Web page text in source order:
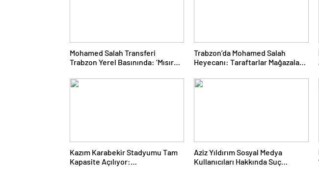
Mohamed Salah Transferi
Trabzon Yerel Basınında: ‘Mısır
Trabzon’da Mohamed Salah
Heyecanı: Taraftarlar Mağazalara
Kazım Karabekir Stadyumu Tam
Kapasite Açılıyor:
Aziz Yıldırım Sosyal Medya
Kullanıcıları Hakkında Suç